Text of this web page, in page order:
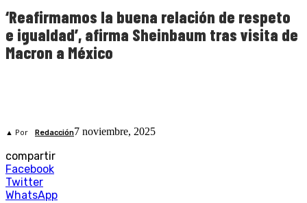
‘Reafirmamos la buena relación de respeto
e igualdad’, afirma Sheinbaum tras visita de
Macron a México
▲ Por Redacción7 noviembre, 2025
compartir
Facebook
Twitter
WhatsApp